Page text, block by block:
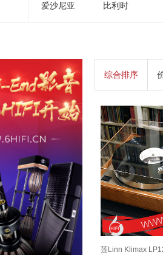
爱沙尼亚 比利时
综合排序
莲Linn Klimax